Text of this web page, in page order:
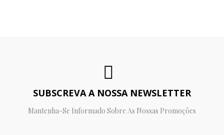
SUBSCREVA A NOSSA NEWSLETTER
Mantenha-Se Informado Sobre As Nossas Promoções